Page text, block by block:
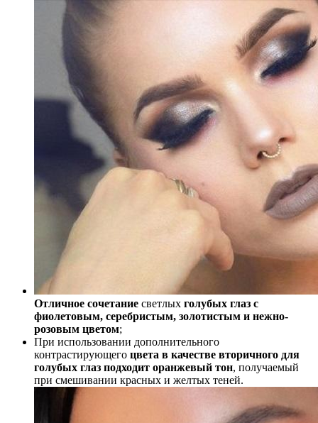
Отличное сочетание светлых голубых глаз с
фиолетовым, серебристым, золотистым и нежно-
розовым цветом;
При использовании дополнительного
контрастирующего цвета в качестве вторичного для
голубых глаз подходит оранжевый тон, получаемый
при смешивании красных и желтых теней.